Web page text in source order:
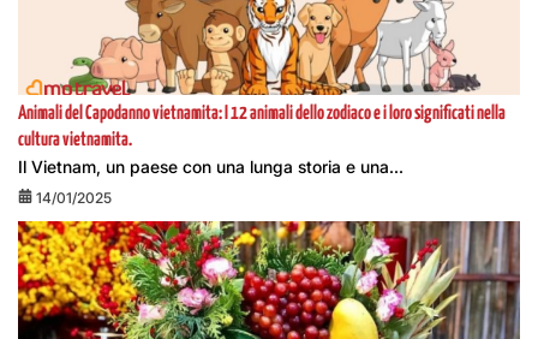
Animali del Capodanno vietnamita: I 12 animali dello zodiaco e i loro significati nella
cultura vietnamita.
Il Vietnam, un paese con una lunga storia e una...
14/01/2025